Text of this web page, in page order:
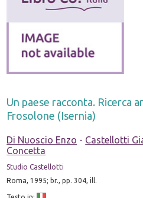
Un paese racconta. Ricerca
Frosolone (Isernia)
Di Nuoscio Enzo - Castellotti
Concetta
Studio Castellotti
Roma, 1995; br., pp. 304, ill.